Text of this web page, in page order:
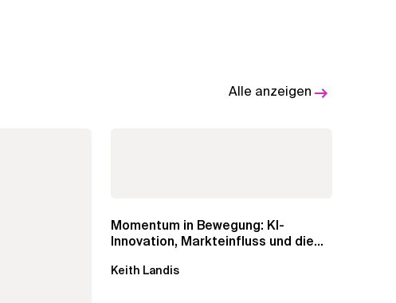
Alle anzeigen
Momentum in Bewegung: KI-
Innovation, Markteinfluss und die
Keith Landis